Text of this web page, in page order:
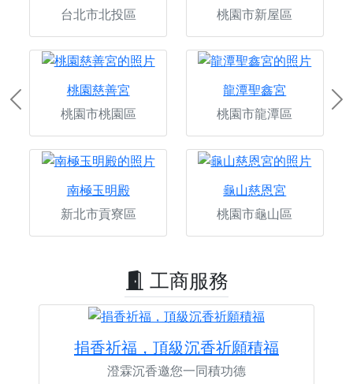
台北市北投區
桃園市新屋區
桃園慈善宮
桃園市桃園區
龍潭聖鑫宮
桃園市龍潭區
南極玉明殿
新北市貢寮區
龜山慈恩宮
桃園市龜山區
Previous
工商服務
捐香祈福，頂級沉香祈願積福
澄霖沉香邀您一同積功德